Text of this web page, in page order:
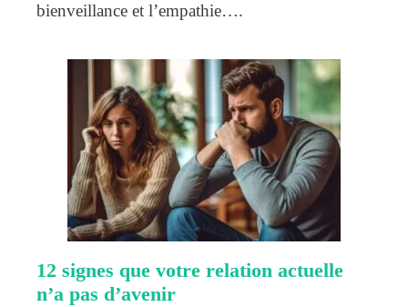
bienveillance et l’empathie….
12 signes que votre relation actuelle
n’a pas d’avenir